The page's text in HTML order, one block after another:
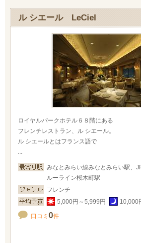
ル シエール LeCiel
ロイヤルパークホテル６８階にある
フレンチレストラン、ル シエール。
ル シエールとはフランス語で
...
みなとみらい線みなとみらい駅、
ルーライン桜木町駅
フレンチ
5,000円～5,999円
10,000
口コミ 0件